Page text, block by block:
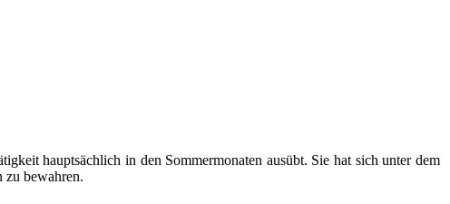
hauptsächlich in den Sommermonaten ausübt. Sie hat sich unter dem
zu bewahren.